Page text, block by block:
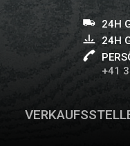
24H
24H
+41